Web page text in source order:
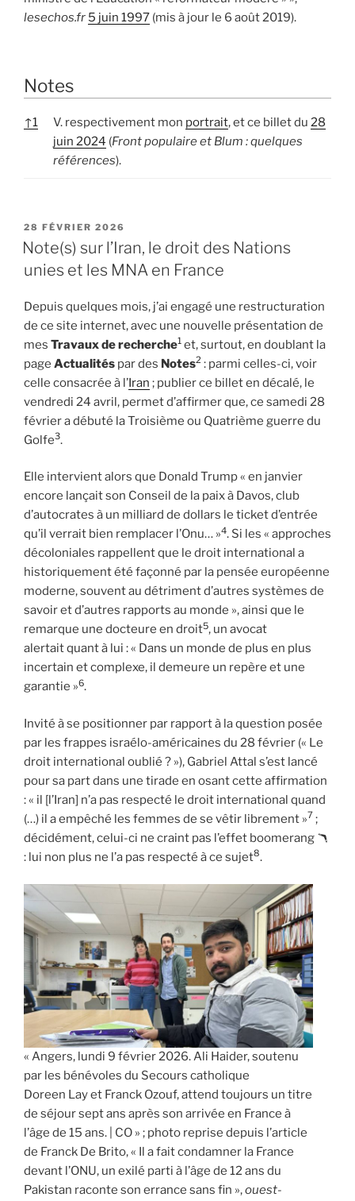
lesechos.fr 5 juin 1997 (mis à jour le 6 août 2019).
Notes
↑1 V. respectivement mon portrait, et ce billet du 28
juin 2024 (Front populaire et Blum : quelques
références).
PUBLIÉ
LE
28 FÉVRIER 2026
Note(s) sur l’Iran, le droit des Nations
unies et les MNA en France
Depuis quelques mois, j’ai engagé une restructuration
de ce site internet, avec une nouvelle présentation de
mes Travaux de recherche1 et, surtout, en doublant la
page Actualités par des Notes2 : parmi celles-ci, voir
celle consacrée à l’Iran ; publier ce billet en décalé, le
vendredi 24 avril, permet d’affirmer que, ce samedi 28
février a débuté la Troisième ou Quatrième guerre du
Golfe3.
Elle intervient alors que Donald Trump « en janvier
encore lançait son Conseil de la paix à Davos, club
d’autocrates à un milliard de dollars le ticket d’entrée
qu’il verrait bien remplacer l’Onu… »4. Si les « approches
décoloniales rappellent que le droit international a
historiquement été façonné par la pensée européenne
moderne, souvent au détriment d’autres systèmes de
savoir et d’autres rapports au monde », ainsi que le
remarque une docteure en droit5, un avocat
alertait quant à lui : « Dans un monde de plus en plus
incertain et complexe, il demeure un repère et une
garantie »6.
Invité à se positionner par rapport à la question posée
par les frappes israélo-américaines du 28 février (« Le
droit international oublié ? »), Gabriel Attal s’est lancé
pour sa part dans une tirade en osant cette affirmation
: « il [l’Iran] n’a pas respecté le droit international quand
(…) il a empêché les femmes de se vêtir librement »7 ;
décidément, celui-ci ne craint pas l’effet boomerang 🪃
: lui non plus ne l’a pas respecté à ce sujet8.
« Angers, lundi 9 février 2026. Ali Haider, soutenu
par les bénévoles du Secours catholique
Doreen Lay et Franck Ozouf, attend toujours un titre
de séjour sept ans après son arrivée en France à
l’âge de 15 ans. | CO » ; photo reprise depuis l’article
de Franck De Brito, « Il a fait condamner la France
devant l’ONU, un exilé parti à l’âge de 12 ans du
Pakistan raconte son errance sans fin »,ouest-